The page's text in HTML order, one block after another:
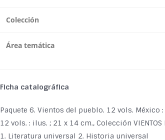
Colección
Área temática
Ficha catalográfica
Paquete 6. Vientos del pueblo. 12 vols. México :
12 vols. : ilus. ; 21 x 14 cm., Colección VIENTOS
1. Literatura universal 2. Historia universal